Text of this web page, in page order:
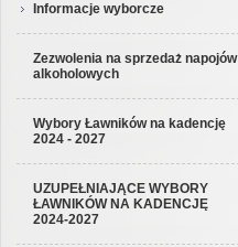
Informacje wyborcze
Zezwolenia na sprzedaż napojów
alkoholowych
Wybory Ławników na kadencję
2024 - 2027
UZUPEŁNIAJĄCE WYBORY
ŁAWNIKÓW NA KADENCJĘ
2024-2027